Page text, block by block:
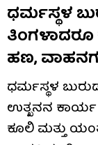
ಧರ್ಮಸ್ಥಳ
ತಿಂಗಳಾದರೂ
ಹಣ,
ಧರ್ಮಸ್ಥಳ
ಉತ್ಖನನ ಕಾರ್ಯ
ಕೂಲಿ ಮತ್ತು